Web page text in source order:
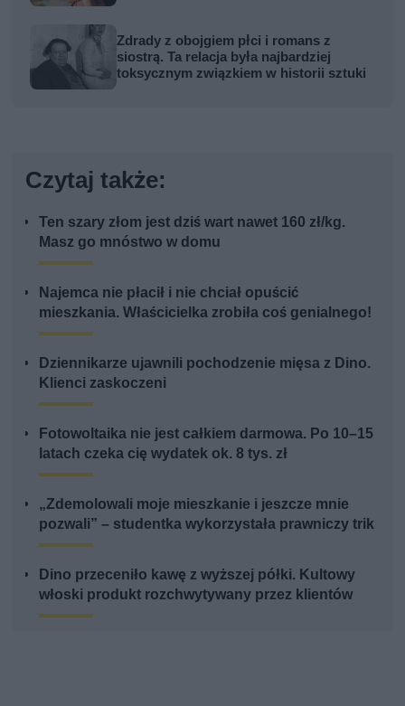
Zdrady z obojgiem płci i romans z
siostrą. Ta relacja była najbardziej
toksycznym związkiem w historii sztuki
Czytaj także:
Ten szary złom jest dziś wart nawet 160 zł/kg.
Masz go mnóstwo w domu
Najemca nie płacił i nie chciał opuścić
mieszkania. Właścicielka zrobiła coś genialnego!
Dziennikarze ujawnili pochodzenie mięsa z Dino.
Klienci zaskoczeni
Fotowoltaika nie jest całkiem darmowa. Po 10–15
latach czeka cię wydatek ok. 8 tys. zł
„Zdemolowali moje mieszkanie i jeszcze mnie
pozwali” – studentka wykorzystała prawniczy trik
Dino przeceniło kawę z wyższej półki. Kultowy
włoski produkt rozchwytywany przez klientów